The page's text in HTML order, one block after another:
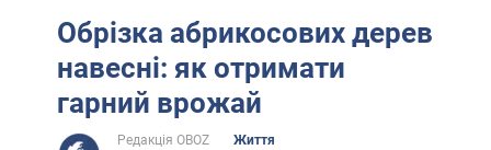
Обрізка абрикосових дерев
навесні: як отримати
гарний врожай
Редакція OBOZ
Життя